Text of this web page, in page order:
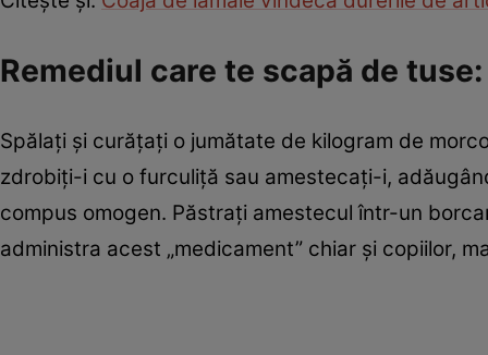
Remediul care te scapă de
Spălaţi şi curăţaţi o jumătate de kilogram de
zdrobiţi-i cu o furculiţă sau amestecaţi-i,
compus omogen. Păstraţi amestecul într-un
administra acest „medicament” chiar şi copiilor,